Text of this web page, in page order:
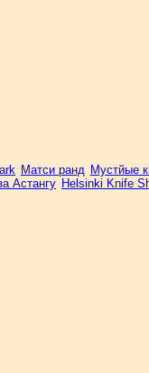
Матси ранд Мустйые
Астангу Helsinki Knife